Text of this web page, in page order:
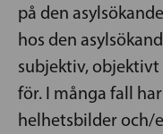
på den
hos den
subjektiv,
för. I många fall
helhetsbilder och/